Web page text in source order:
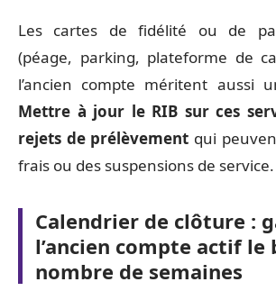
Les cartes de fidélité ou de
(péage, parking, plateforme de
l’ancien compte méritent aussi
Mettre à jour le RIB sur ces
rejets de prélèvement qui
frais ou des suspensions de service.
Calendrier de clôture :
l’ancien compte actif le
nombre de semaines